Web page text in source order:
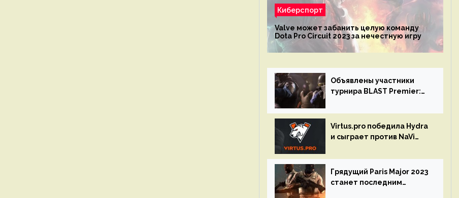
Киберспорт
Valve может забанить целую команду
Dota Pro Circuit 2023 за нечестную игру
Объявлены участники
турнира BLAST Premier:
Virtus.pro победила Hydra
и сыграет против NaVi
Circuit
Грядущий Paris Major 2023
станет последним